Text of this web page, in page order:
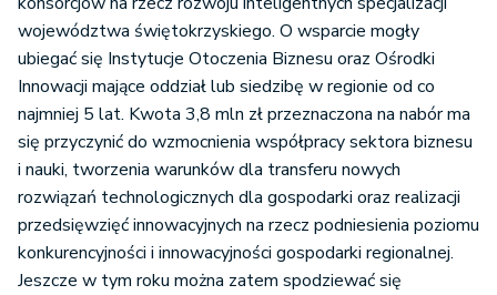
województwa świętokrzyskiego. O wsparcie mogły
ubiegać się Instytucje Otoczenia Biznesu oraz Ośrodki
Innowacji mające oddział lub siedzibę w regionie od co
najmniej 5 lat. Kwota 3,8 mln zł przeznaczona na nabór ma
się przyczynić do wzmocnienia współpracy sektora biznesu
i nauki, tworzenia warunków dla transferu nowych
rozwiązań technologicznych dla gospodarki oraz realizacji
przedsięwzięć innowacyjnych na rzecz podniesienia poziomu
konkurencyjności i innowacyjności gospodarki regionalnej.
Jeszcze w tym roku można zatem spodziewać się